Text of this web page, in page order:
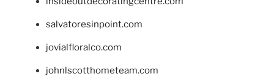
salvatoresinpoint.com
jovialfloralco.com
johnlscotthometeam.com